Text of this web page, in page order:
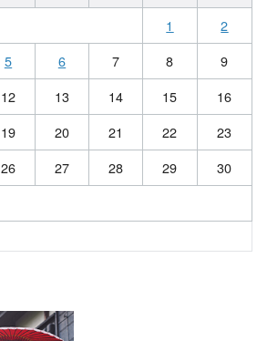
1
2
5 6 7 8
9
12 13 14 15
16
19 20 21 22
23
26 27 28 29
30